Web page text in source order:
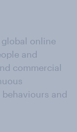
online
and
commercial
and